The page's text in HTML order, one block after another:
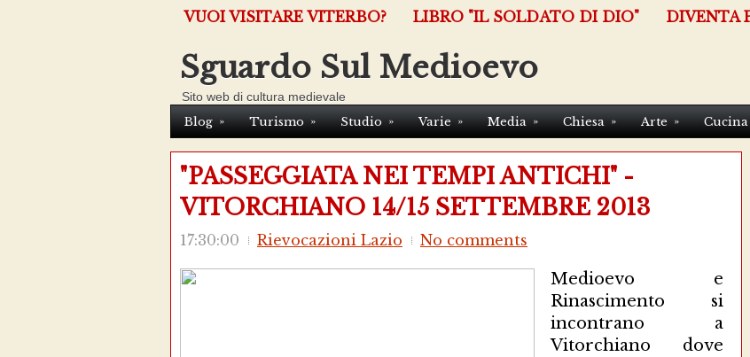
VUOI VISITARE VITERBO? LIBRO "IL SOLDATO DI DIO" DIVENTA
Sguardo Sul Medioevo
Sito web di cultura medievale
Blog » Turismo » Studio » Varie » Media » Chiesa » Arte » Cucina
"PASSEGGIATA NEI TEMPI ANTICHI" -
VITORCHIANO 14/15 SETTEMBRE 2013
17:30:00 Rievocazioni Lazio No comments
Medioevo e
Rinascimento si
incontrano a
Vitorchiano dove